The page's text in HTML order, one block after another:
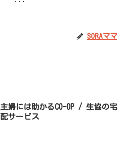
SORAママ
主婦には助かるCO-OP / 生協の宅
配サービス